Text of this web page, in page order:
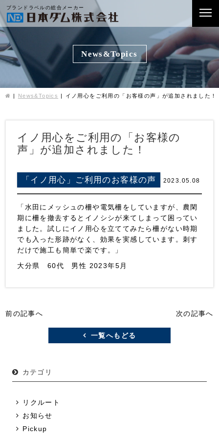
ブランドラベルの総合メーカー
News&Topics
News&Topics イノ用心をご利用の「お客様の声」が追加されました！
イノ用心をご利用の「お客様の
声」が追加されました！
「イノ用心」ご利用のお客様の声 2023.05.08
「水田にメッシュの柵や電気柵をしていますが、農閑
期に柵を撤去するとイノシシが来てしまって困ってい
ました。試しにイノ用心を立ててみたら柵がない時期
でも入った形跡がなく、効果を実感しています。刺す
だけで施工も簡単で楽です。」
大分県 60代 男性 2023年5月
前の記事へ 次の記事へ
一覧へもどる
カテゴリ
リクルート
お知らせ
Pickup